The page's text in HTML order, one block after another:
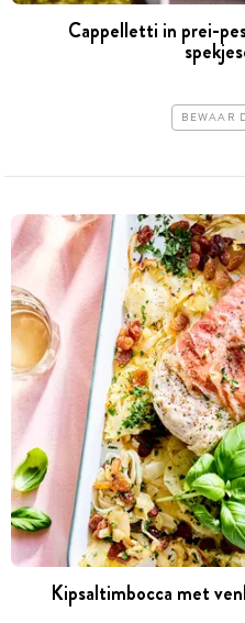
Cappelletti in prei-
BEWAAR
Kipsaltimbocca met